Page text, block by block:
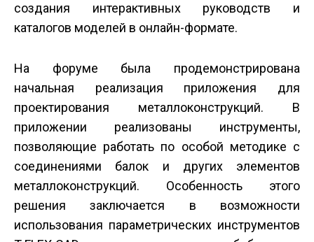
создания интерактивных руководств и
каталогов моделей в онлайн-формате.
На форуме была продемонстрирована
начальная реализация приложения для
проектирования металлоконструкций. В
приложении реализованы инструменты,
позволяющие работать по особой методике с
соединениями балок и других элементов
металлоконструкций. Особенность этого
решения заключается в возможности
использования параметрических инструментов